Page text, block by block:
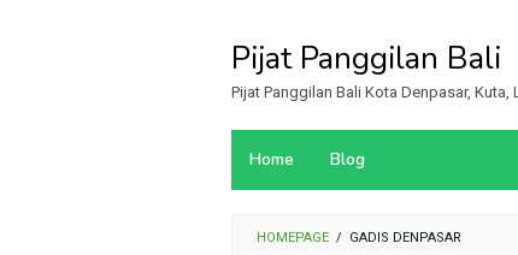
Pijat Panggilan Bali
Pijat Panggilan Bali Kota Denpasar,
Home Blog
HOMEPAGE / GADIS DENPASAR